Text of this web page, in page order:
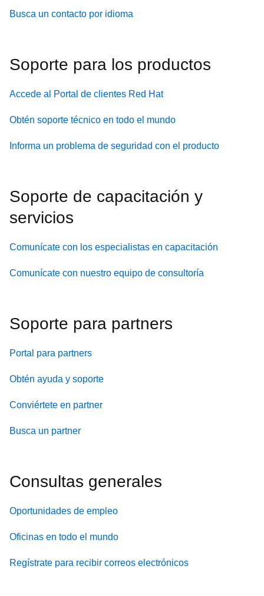
Busca un contacto por idioma
Soporte para los productos
Accede al Portal de clientes Red Hat
Obtén soporte técnico en todo el mundo
Informa un problema de seguridad con el producto
Soporte de capacitación y
servicios
Comunícate con los especialistas en capacitación
Comunícate con nuestro equipo de consultoría
Soporte para partners
Portal para partners
Obtén ayuda y soporte
Conviértete en partner
Busca un partner
Consultas generales
Oportunidades de empleo
Oficinas en todo el mundo
Regístrate para recibir correos electrónicos